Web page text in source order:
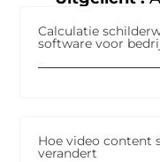
Calculatie
software voor
Hoe video content
verandert